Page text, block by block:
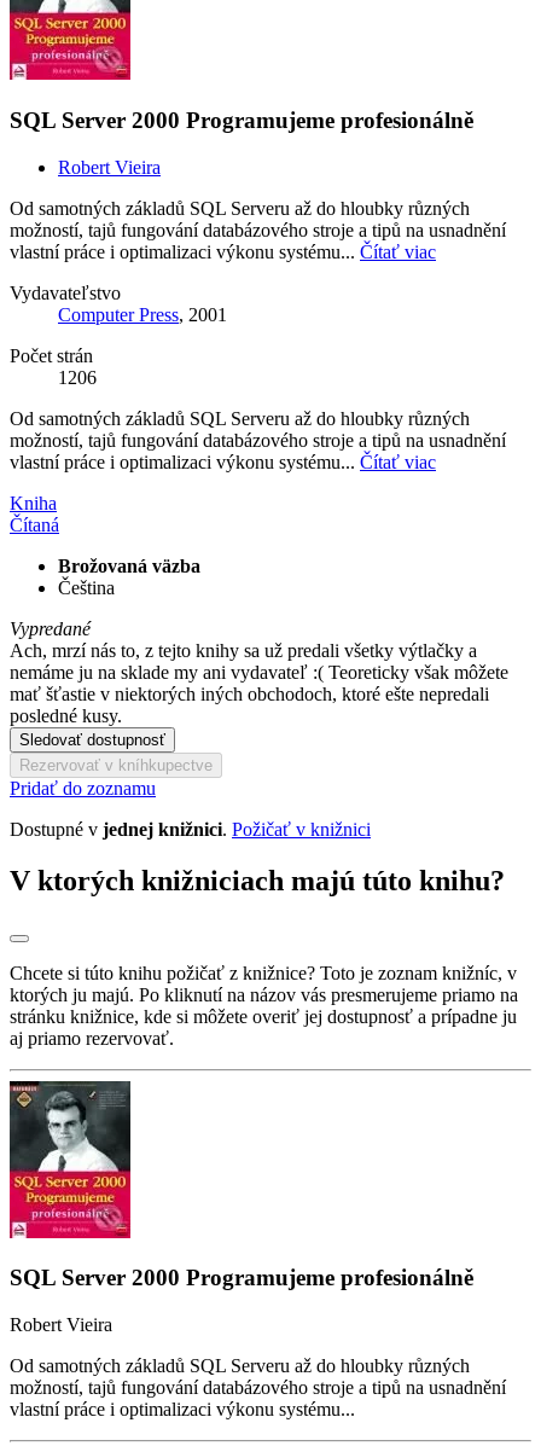
SQL Server 2000 Programujeme profesionálně
Robert Vieira
Od samotných základů SQL Serveru až do hloubky různých
možností, tajů fungování databázového stroje a tipů na usnadnění
vlastní práce i optimalizaci výkonu systému... Čítať viac
Vydavateľstvo
Computer Press, 2001
Počet strán
1206
Od samotných základů SQL Serveru až do hloubky různých
možností, tajů fungování databázového stroje a tipů na usnadnění
vlastní práce i optimalizaci výkonu systému... Čítať viac
Kniha
Čítaná
Brožovaná väzba
Čeština
Vypredané
Ach, mrzí nás to, z tejto knihy sa už predali všetky výtlačky a
nemáme ju na sklade my ani vydavateľ :( Teoreticky však môžete
mať šťastie v niektorých iných obchodoch, ktoré ešte nepredali
posledné kusy.
Sledovať dostupnosť
Rezervovať v kníhkupectve
Pridať do zoznamu
Dostupné v jednej knižnici. Požičať v knižnici
V ktorých knižniciach majú túto knihu?
Chcete si túto knihu požičať z knižnice? Toto je zoznam knižníc, v
ktorých ju majú. Po kliknutí na názov vás presmerujeme priamo na
stránku knižnice, kde si môžete overiť jej dostupnosť a prípadne ju
aj priamo rezervovať.
SQL Server 2000 Programujeme profesionálně
Robert Vieira
Od samotných základů SQL Serveru až do hloubky různých
možností, tajů fungování databázového stroje a tipů na usnadnění
vlastní práce i optimalizaci výkonu systému...